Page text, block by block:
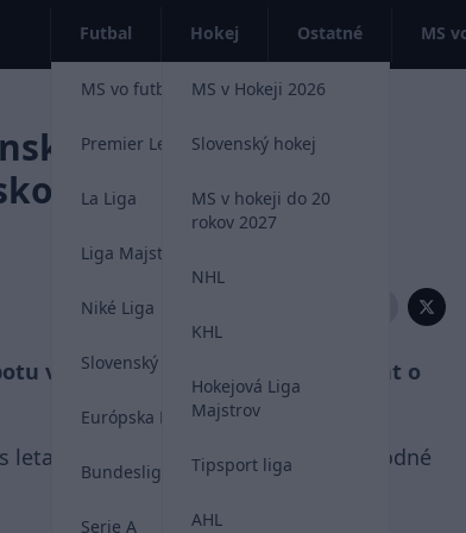
Futbal
MS vo futbale 2026
Premier League
La Liga
Liga Majstrov
Niké Liga
Slovenský futbal
Európska Liga
Bundesliga
Serie A
Hokej
MS v Hokeji 2026
Slovenský hokej
MS v hokeji do 20
rokov 2027
NHL
KHL
Hokejová Liga
Majstrov
Tipsport liga
AHL
Ostatné MS
Kanadská TV
z jeho rodného
Zdieľať:
večer odvysielala nový dokument o
leta navštívil Slovensko, konkrétne rodné